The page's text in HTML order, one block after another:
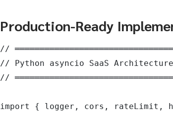
Production-Ready
//
// Python asyncio SaaS
//
import { logger, cors, rateLimit,